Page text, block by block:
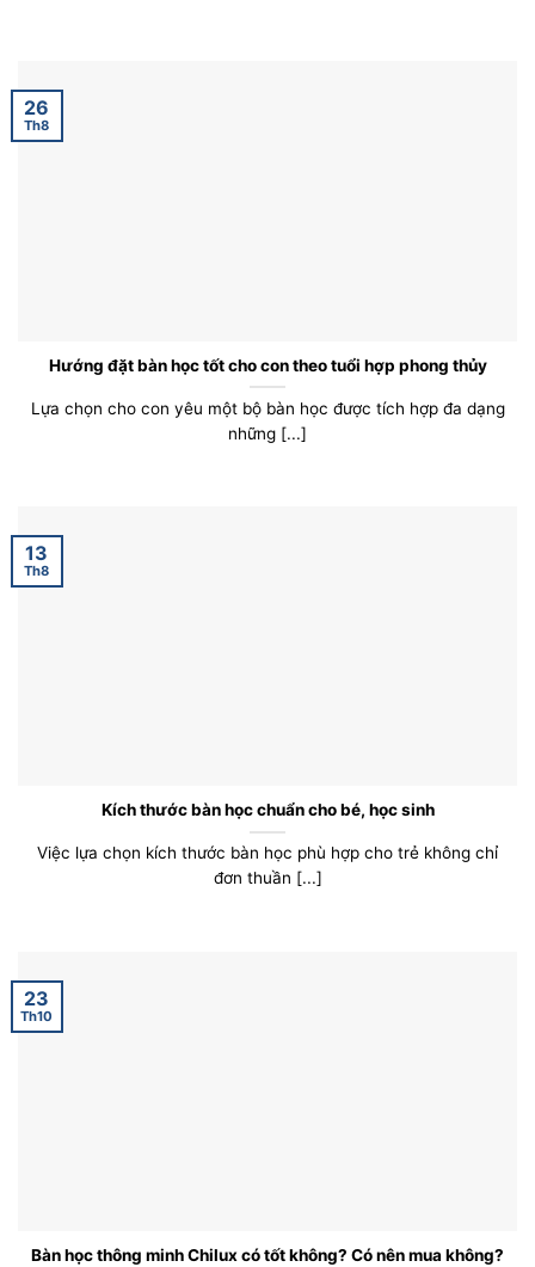
Hướng đặt bàn học tốt cho con theo tuổi hợp phong thủy
Lựa chọn cho con yêu một bộ bàn học được tích hợp đa dạng
những [...]
26
Th8
Kích thước bàn học chuẩn cho bé, học sinh
Việc lựa chọn kích thước bàn học phù hợp cho trẻ không chỉ
đơn thuần [...]
13
Th8
Bàn học thông minh Chilux có tốt không? Có nên mua không?
23
Th10